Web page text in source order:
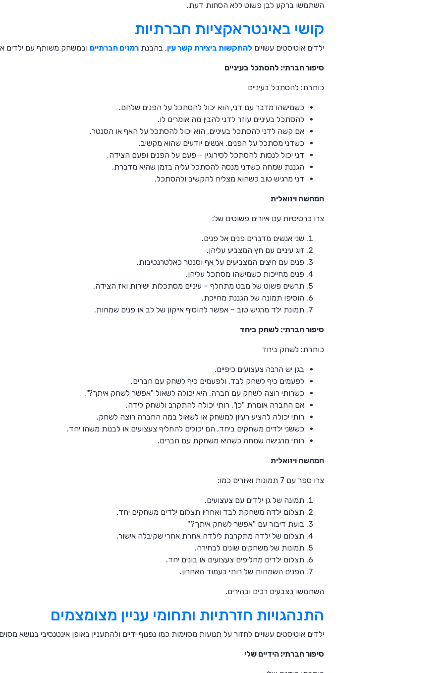
השתמשו ברקע לבן פשוט ללא הסחות דעת.
קושי באינטראקציות חברתיות
ילדים אוטיסטים עשויים להתקשות ביצירת קשר עין, בהבנת רמזים חברתיים ובמשחק משותף עם ילדים
סיפור חברתי: להסתכל בעיניים
כותרת: להסתכל בעיניים
כשמישהו מדבר עם דני, הוא יכול להסתכל על הפנים שלהם.
להסתכל בעיניים עוזר לדני להבין מה אומרים לו.
אם קשה לדני להסתכל בעיניים, הוא יכול להסתכל על האף או הסנטר.
כשדני מסתכל על הפנים, אנשים יודעים שהוא מקשיב.
דני יכול לנסות להסתכל לסירוגין – פעם על הפנים ופעם הצידה.
הגננת שמחה כשדני מנסה להסתכל עליה בזמן שהיא מדברת.
דני מרגיש טוב כשהוא מצליח להקשיב ולהסתכל.
המחשה ויזואלית
צרו כרטיסיות עם איורים פשוטים של:
שני אנשים מדברים פנים אל פנים.
זוג עיניים עם חץ המצביע עליהן.
פנים עם חיצים המצביעים על אף וסנטר כאלטרנטיבות.
פנים מחייכות כשמישהו מסתכל עליהן.
תרשים פשוט של מבט מתחלף – עיניים מסתכלות ישירות ואז הצידה.
הוסיפו תמונה של הגננת מחייכת.
תמונת ילד מרגיש טוב – אפשר להוסיף אייקון של לב או פנים שמחות.
סיפור חברתי: לשחק ביחד
כותרת: לשחק ביחד
בגן יש הרבה צעצועים כיפיים.
לפעמים כיף לשחק לבד, ולפעמים כיף לשחק עם חברים.
כשרותי רוצה לשחק עם חברה, היא יכולה לשאול "אפשר לשחק איתך?".
אם החברה אומרת "כן", רותי יכולה להתקרב ולשחק לידה.
רותי יכולה להציע רעיון למשחק או לשאול במה החברה רוצה לשחק.
כששני ילדים משחקים ביחד, הם יכולים להחליף צעצועים או לבנות משהו יחד.
רותי מרגישה שמחה כשהיא משחקת עם חברים.
המחשה ויזואלית
צרו ספר עם 7 תמונות ואיורים כמו:
תמונה של גן ילדים עם צעצועים.
תצלום ילדה משחקת לבד ואחריו תצלום ילדים משחקים יחד.
בועת דיבור עם "אפשר לשחק איתך?"
תצלום של ילדה מתקרבת לילדה אחרת אחרי שקיבלה אישור.
תמונות של משחקים שונים לבחירה.
תצלום ילדים מחליפים צעצועים או בונים יחד.
הפנים השמחות של רותי בעמוד האחרון.
השתמשו בצבעים רכים ובהירים.
התנהגויות חזרתיות ותחומי עניין מצומצמים
ילדים אוטיסטים עשויים לחזור על תנועות מסוימות כמו נפנוף ידיים ולהתעניין באופן אינטנסיבי בנושא
סיפור חברתי: הידיים שלי